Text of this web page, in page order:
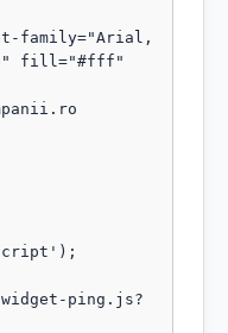
fill="#fff"
ping.js?